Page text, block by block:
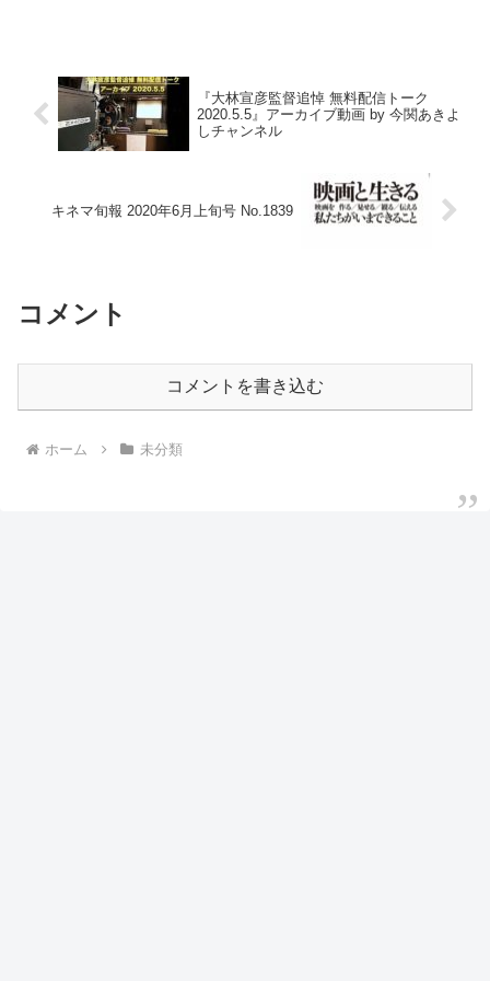
『大林宣彦監督追悼 無料配信トーク
2020.5.5』アーカイブ動画 by 今関あきよ
しチャンネル
キネマ旬報 2020年6月上旬号 No.1839
コメント
コメントを書き込む
ホーム 未分類